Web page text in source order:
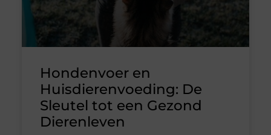
Hondenvoer en
Huisdierenvoeding: De
Sleutel tot een Gezond
Dierenleven